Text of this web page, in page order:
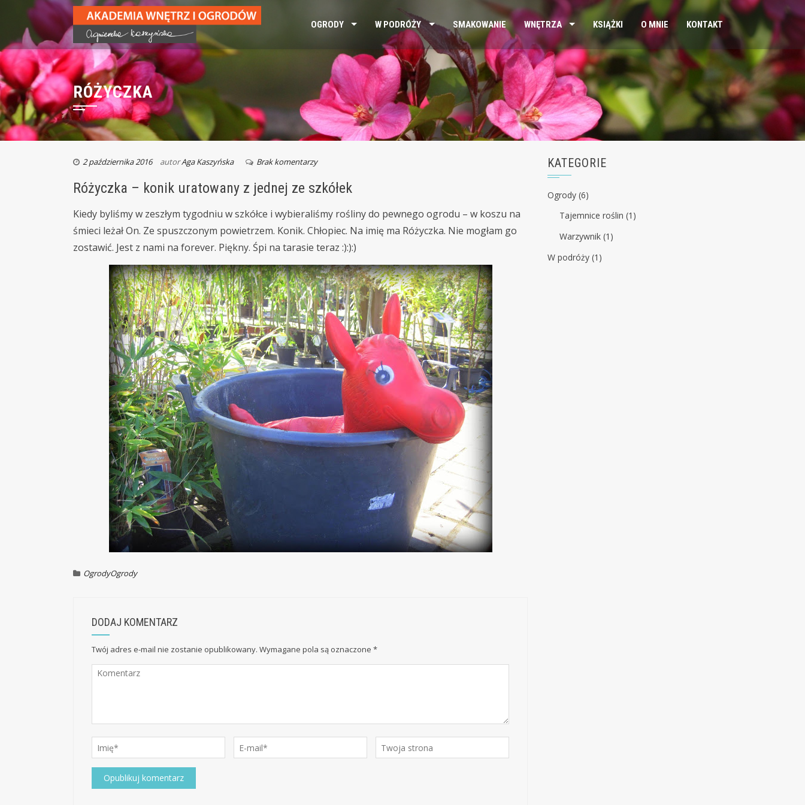
OGRODY W PODRÓŻY SMAKOWANIE WNĘTRZA KSIĄŻKI O MNIE KONTAKT
RÓŻYCZKA
2 października 2016 autorAga Kaszyńska Brak komentarzy
Różyczka – konik uratowany z jednej ze szkółek
Kiedy byliśmy w zeszłym tygodniu w szkółce i wybieraliśmy rośliny do pewnego ogrodu – w koszu na
śmieci leżał On. Ze spuszczonym powietrzem. Konik. Chłopiec. Na imię ma Różyczka. Nie mogłam go
zostawić. Jest z nami na forever. Piękny. Śpi na tarasie teraz :):):)
OgrodyOgrody
DODAJ KOMENTARZ
Twój adres e-mail nie zostanie opublikowany. Wymagane pola są oznaczone *
KATEGORIE
Ogrody (6)
Tajemnice roślin (1)
Warzywnik (1)
W podróży (1)